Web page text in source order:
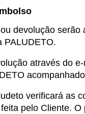
devolução
PALUDETO.
através do e-
verificará as
pelo Cliente.